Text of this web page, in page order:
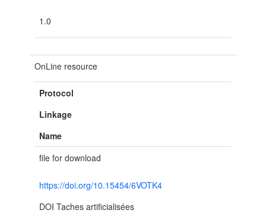
1.0
OnLine resource
Protocol
Linkage
Name
file for download
https://doi.org/10.15454/6VOTK4
DOI Taches artificialisées